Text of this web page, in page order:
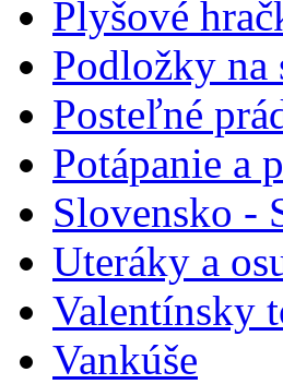
Plyšové
Podložky na
Posteľné
Potápanie a
Slovensko -
Uteráky a
Valentínsky
Vankúše